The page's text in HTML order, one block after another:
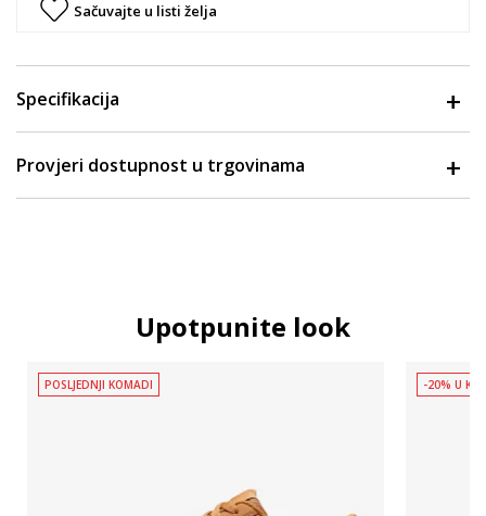
Sačuvajte u listi želja
Specifikacija
Provjeri dostupnost u trgovinama
Upotpunite look
POSLJEDNJI KOMADI -20% U